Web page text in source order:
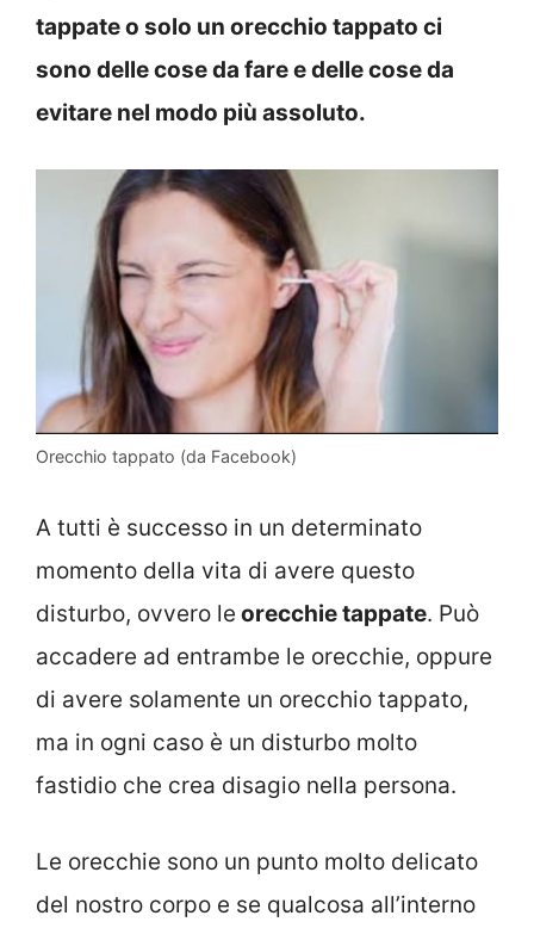
tappate o solo un orecchio tappato ci
sono delle cose da fare e delle cose da
evitare nel modo più assoluto.
Orecchio tappato (da Facebook)
A tutti è successo in un determinato
momento della vita di avere questo
disturbo, ovvero le orecchie tappate. Può
accadere ad entrambe le orecchie, oppure
di avere solamente un orecchio tappato,
ma in ogni caso è un disturbo molto
fastidio che crea disagio nella persona.
Le orecchie sono un punto molto delicato
del nostro corpo e se qualcosa all’interno